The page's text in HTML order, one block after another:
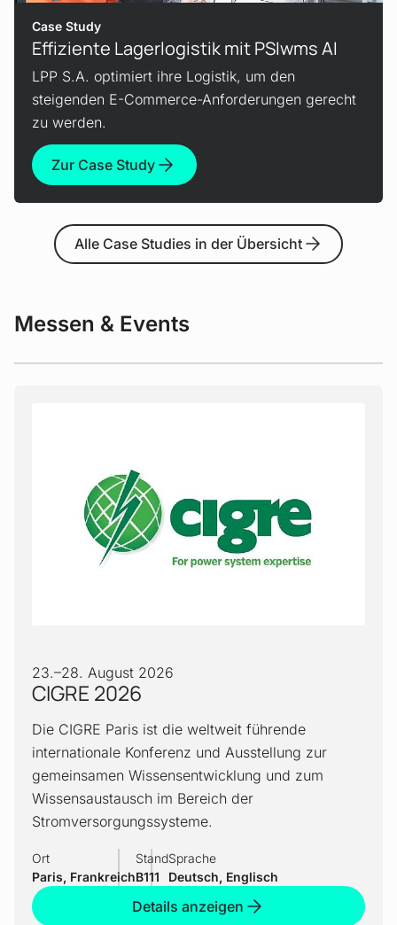
Case Study
Effiziente Lager­logistik mit PSIwms AI
LPP S.A. optimiert ihre Logistik, um den
steigenden E-Commerce-Anforderungen gerecht
zu werden.
Zur Case Study
Alle Case Studies in der Übersicht
Messen & Events
23.–28. August 2026
CIGRE 2026
Die CIGRE Paris ist die weltweit führende
internationale Konferenz und Ausstellung zur
gemeinsamen Wissensentwicklung und zum
Wissensaustausch im Bereich der
Stromversorgungssysteme.
Ort
Paris, Frankreich
Stand
B111
Sprache
Deutsch, Englisch
Details anzeigen